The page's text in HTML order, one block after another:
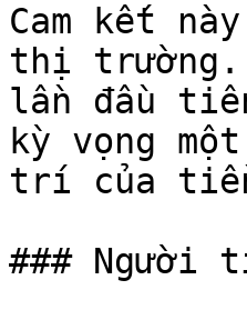
Cam kết
thị trường.
lần đầu
kỳ vọng
trí của
### Người